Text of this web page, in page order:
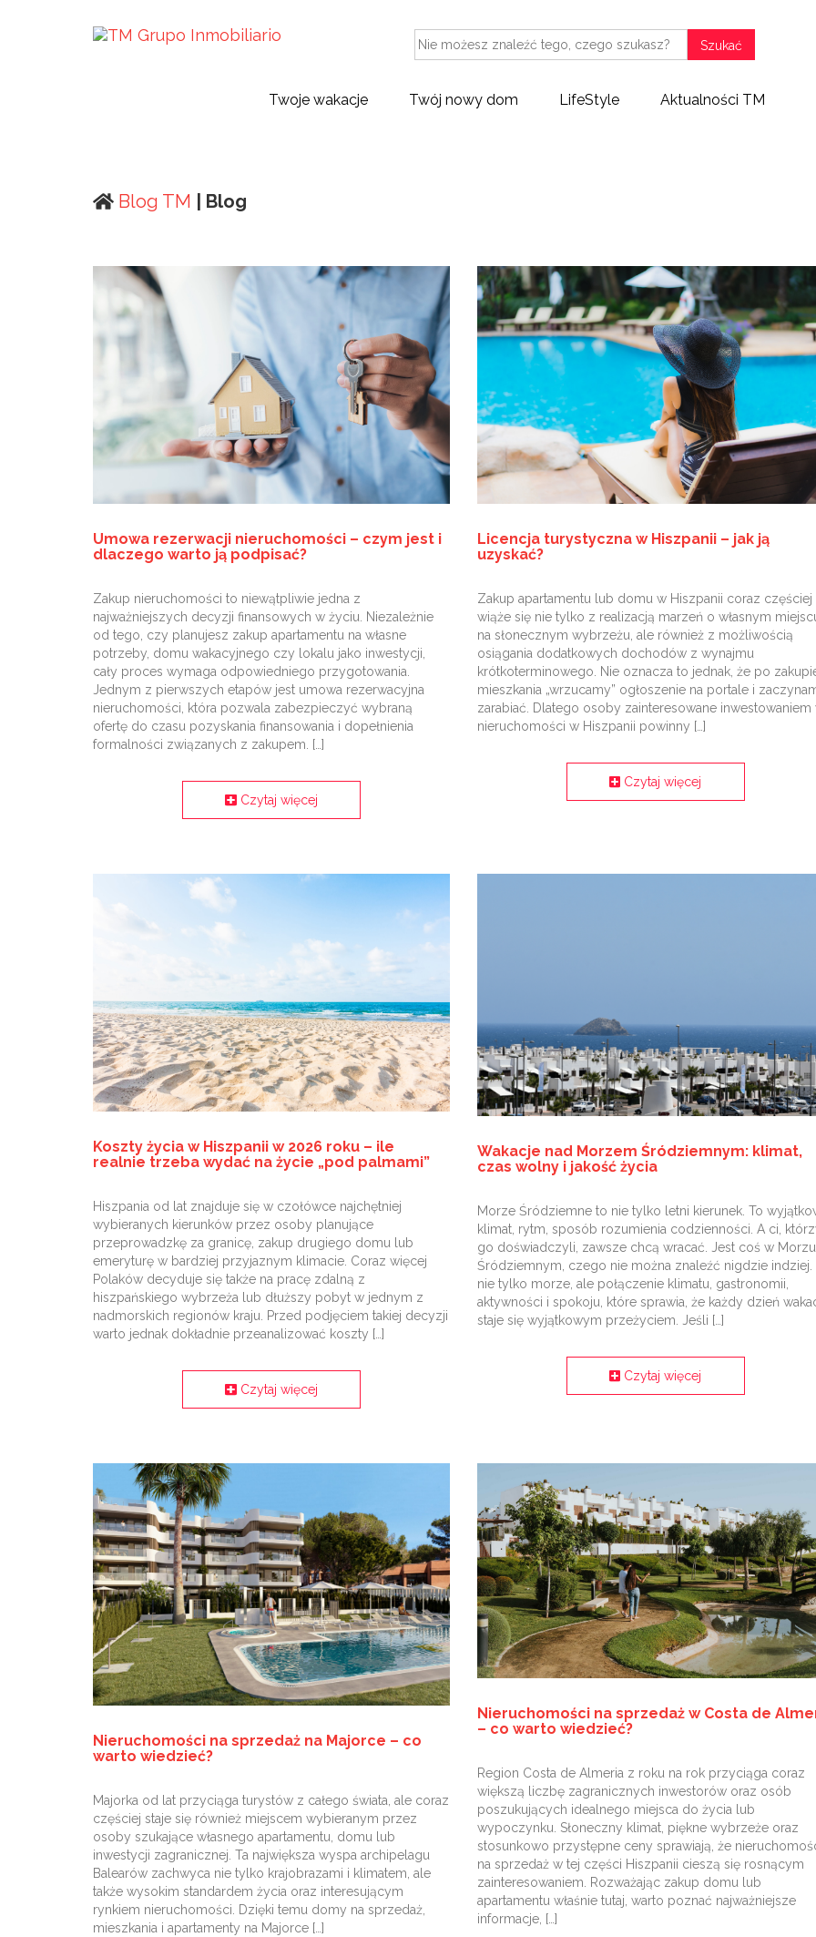
Szukać
Twoje wakacje Twój nowy dom LifeStyle Aktualności TM
Blog TM | Blog
Umowa rezerwacji nieruchomości – czym jest i
dlaczego warto ją podpisać?
Zakup nieruchomości to niewątpliwie jedna z
najważniejszych decyzji finansowych w życiu. Niezależnie
od tego, czy planujesz zakup apartamentu na własne
potrzeby, domu wakacyjnego czy lokalu jako inwestycji,
cały proces wymaga odpowiedniego przygotowania.
Jednym z pierwszych etapów jest umowa rezerwacyjna
nieruchomości, która pozwala zabezpieczyć wybraną
ofertę do czasu pozyskania finansowania i dopełnienia
formalności związanych z zakupem. […]
Czytaj więcej
Licencja turystyczna w Hiszpanii – jak ją
uzyskać?
Zakup apartamentu lub domu w Hiszpanii coraz częściej
wiąże się nie tylko z realizacją marzeń o własnym
na słonecznym wybrzeżu, ale również z możliwością
osiągania dodatkowych dochodów z wynajmu
krótkoterminowego. Nie oznacza to jednak, że po
mieszkania „wrzucamy” ogłoszenie na portale i
zarabiać. Dlatego osoby zainteresowane inwestowaniem
nieruchomości w Hiszpanii powinny […]
Czytaj więcej
Koszty życia w Hiszpanii w 2026 roku – ile
realnie trzeba wydać na życie „pod palmami”
Hiszpania od lat znajduje się w czołówce najchętniej
wybieranych kierunków przez osoby planujące
przeprowadzkę za granicę, zakup drugiego domu lub
emeryturę w bardziej przyjaznym klimacie. Coraz więcej
Polaków decyduje się także na pracę zdalną z
hiszpańskiego wybrzeża lub dłuższy pobyt w jednym z
nadmorskich regionów kraju. Przed podjęciem takiej decyzji
warto jednak dokładnie przeanalizować koszty […]
Czytaj więcej
Wakacje nad Morzem Śródziemnym: klimat,
czas wolny i jakość życia
Morze Śródziemne to nie tylko letni kierunek. To
klimat, rytm, sposób rozumienia codzienności. A ci,
go doświadczyli, zawsze chcą wracać. Jest coś w Morzu
Śródziemnym, czego nie można znaleźć nigdzie indziej.
nie tylko morze, ale połączenie klimatu, gastronomii,
aktywności i spokoju, które sprawia, że każdy dzień
staje się wyjątkowym przeżyciem. Jeśli […]
Czytaj więcej
Nieruchomości na sprzedaż na Majorce – co
warto wiedzieć?
Majorka od lat przyciąga turystów z całego świata, ale coraz
częściej staje się również miejscem wybieranym przez
osoby szukające własnego apartamentu, domu lub
inwestycji zagranicznej. Ta największa wyspa archipelagu
Balearów zachwyca nie tylko krajobrazami i klimatem, ale
także wysokim standardem życia oraz interesującym
rynkiem nieruchomości. Dzięki temu domy na sprzedaż,
mieszkania i apartamenty na Majorce […]
Nieruchomości na sprzedaż w Costa de
– co warto wiedzieć?
Region Costa de Almeria z roku na rok przyciąga coraz
większą liczbę zagranicznych inwestorów oraz osób
poszukujących idealnego miejsca do życia lub
wypoczynku. Słoneczny klimat, piękne wybrzeże oraz
stosunkowo przystępne ceny sprawiają, że
na sprzedaż w tej części Hiszpanii cieszą się rosnącym
zainteresowaniem. Rozważając zakup domu lub
apartamentu właśnie tutaj, warto poznać najważniejsze
informacje, […]